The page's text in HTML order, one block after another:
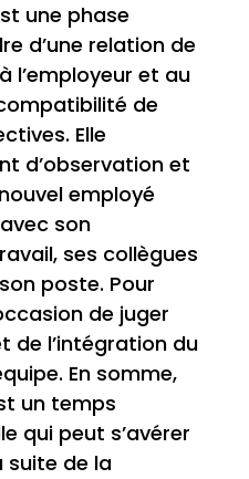
une phase
d’une relation de
l’employeur et au
de
Elle
d’observation et
employé
son
ses collègues
poste. Pour
de juger
de l’intégration du
En somme,
un temps
qui peut s’avérer
suite de la